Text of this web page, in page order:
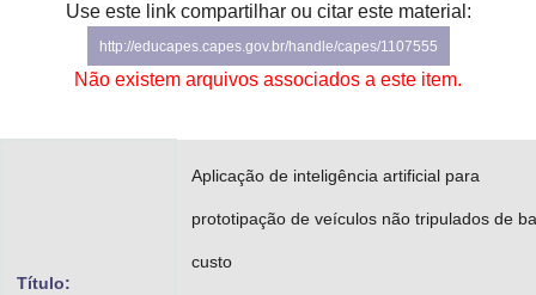
Secretaria de Governo
Gabinete de Segurança Institucional
Use este link compartilhar ou citar este material:
http://educapes.capes.gov.br/handle/capes/1107555
Não existem arquivos associados a este item.
Título:
Aplicação de inteligência artificial para
prototipação de veículos não tripulados de
custo